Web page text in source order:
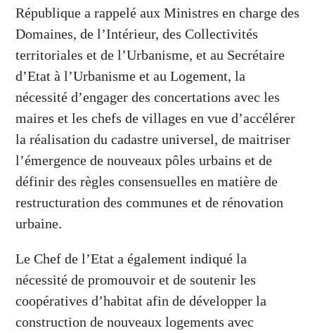
République a rappelé aux Ministres en charge des
Domaines, de l’Intérieur, des Collectivités
territoriales et de l’Urbanisme, et au Secrétaire
d’Etat à l’Urbanisme et au Logement, la
nécessité d’engager des concertations avec les
maires et les chefs de villages en vue d’accélérer
la réalisation du cadastre universel, de maitriser
l’émergence de nouveaux pôles urbains et de
définir des règles consensuelles en matière de
restructuration des communes et de rénovation
urbaine.
Le Chef de l’Etat a également indiqué la
nécessité de promouvoir et de soutenir les
coopératives d’habitat afin de développer la
construction de nouveaux logements avec